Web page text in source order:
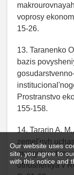
Our website uses
site, you agree to
with this notice and
voprosy
15-26.
13. Taranenko
bazis
Prostranstvo
155-158.
14. Tararin A.
zemel'nyh
otnosheniya v